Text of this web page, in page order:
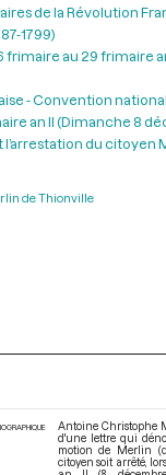
de la Révolution
1799)
frimaire au 29 frimaire
- Convention
an II (Dimanche 8
du citoyen
de Thionville
Antoine Christophe
d'une lettre qui
motion de Merlin
citoyen soit arrêté,